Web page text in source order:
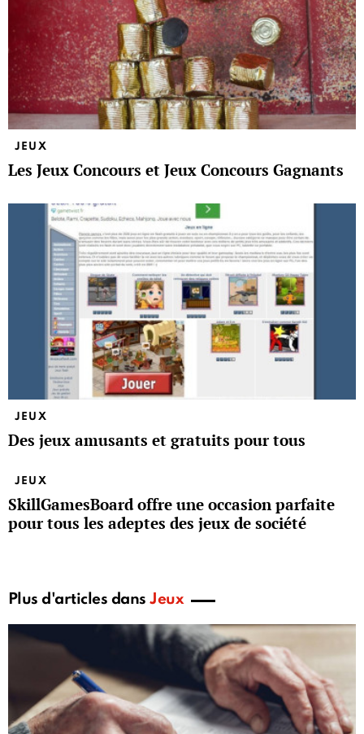
JEUX
Les Jeux Concours et Jeux Concours Gagnants
JEUX
Des jeux amusants et gratuits pour tous
JEUX
SkillGamesBoard offre une occasion parfaite
pour tous les adeptes des jeux de société
Plus d'articles dansJeux